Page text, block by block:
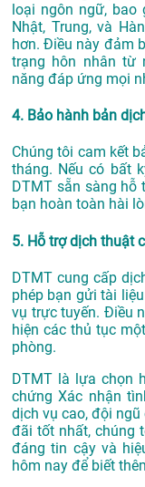
loại ngôn ngữ, bao
Nhật, Trung, và
hơn. Điều này đảm
trạng hôn nhân từ
năng đáp ứng mọi
4. Bảo hành bản
Chúng tôi cam kết
tháng. Nếu có bất
DTMT sẵn sàng
bạn hoàn toàn hài
5. Hỗ trợ dịch thuật
DTMT cung cấp
phép bạn gửi tài
vụ trực tuyến. Điều
hiện các thủ tục
phòng.
DTMT là lựa chọn
chứng Xác nhận
dịch vụ cao, đội
đãi tốt nhất, chúng
đáng tin cậy và
hôm nay để biết